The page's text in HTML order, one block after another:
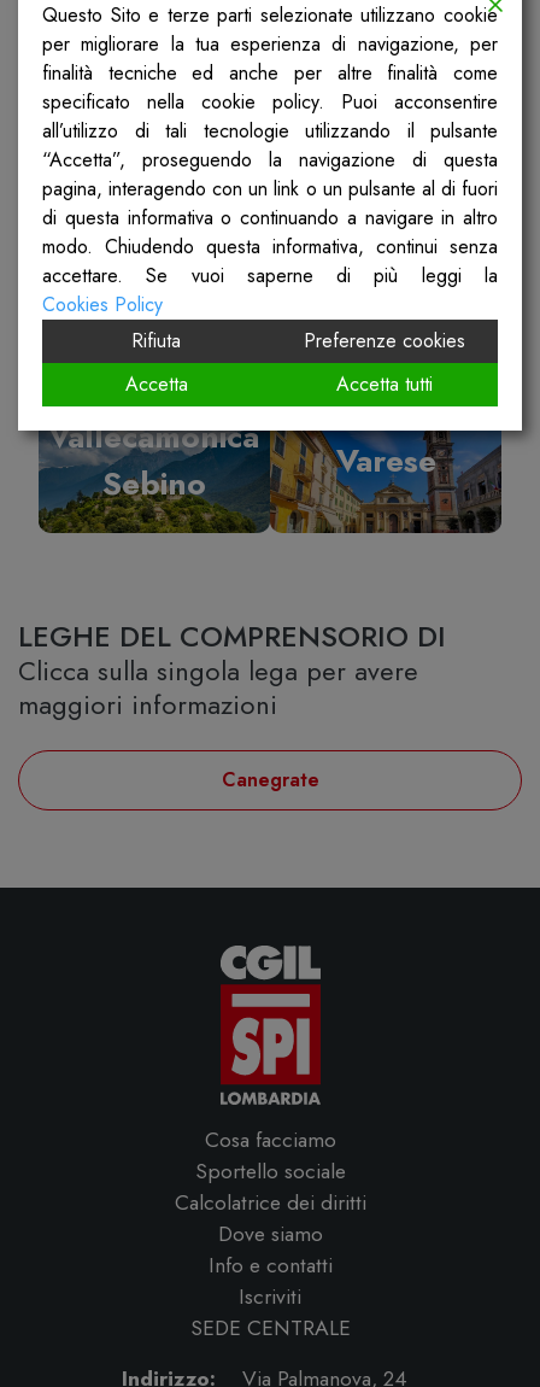
Milano Pavia
Sondrio Ticino Olona
Vallecamonica
Sebino
Varese
LEGHE DEL COMPRENSORIO DI
Clicca sulla singola lega per avere
maggiori informazioni
Canegrate
Cosa facciamo
Sportello sociale
Calcolatrice dei diritti
Dove siamo
Info e contatti
Iscriviti
SEDE CENTRALE
Indirizzo:
Via Palmanova, 24
Questo Sito e terze parti selezionate utilizzano cookie
per migliorare la tua esperienza di navigazione, per
finalità tecniche ed anche per altre finalità come
specificato nella cookie policy. Puoi acconsentire
all’utilizzo di tali tecnologie utilizzando il pulsante
“Accetta”, proseguendo la navigazione di questa
pagina, interagendo con un link o un pulsante al di fuori
di questa informativa o continuando a navigare in altro
modo. Chiudendo questa informativa, continui senza
accettare. Se vuoi saperne di più leggi la
Cookies Policy
Rifiuta
Preferenze cookies
Accetta
Accetta tutti